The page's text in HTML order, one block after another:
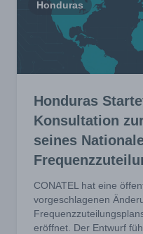
Honduras
Honduras
Konsultation
seines
CONATEL hat eine
vorgeschlagenen
eröffnet. Der Entwurf